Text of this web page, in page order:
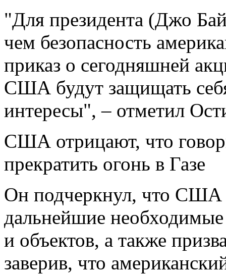
"Для президента (Джо
чем безопасность
приказ о сегодняшней
США будут защищать
интересы", – отметил
США отрицают, что
прекратить огонь в Газе
Он подчеркнул, что США
дальнейшие
и объектов, а также
заверив, что